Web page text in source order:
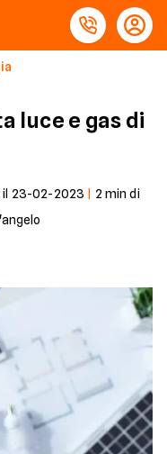
luce e gas di
23-02-2023 2 min di